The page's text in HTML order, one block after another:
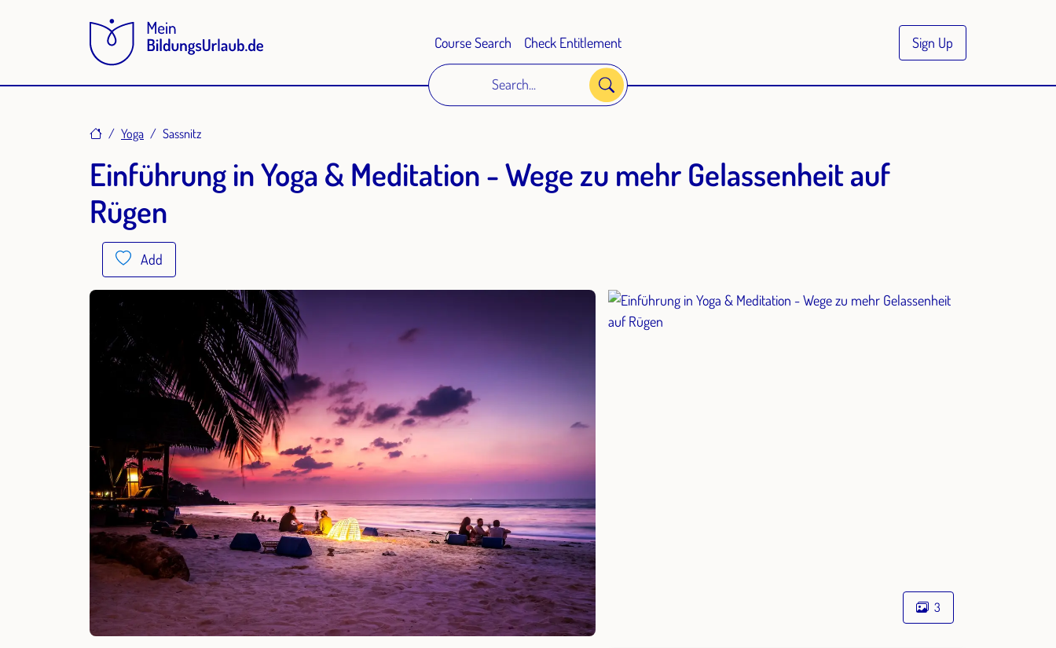
Course Search Check Entitlement
Search...
Sign Up
HomeYoga Sassnitz
Einführung in Yoga & Meditation - Wege zu mehr Gelassenheit auf
Rügen
Add
3